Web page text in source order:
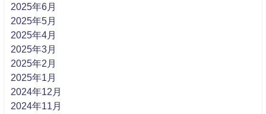
2025年6月
2025年5月
2025年4月
2025年3月
2025年2月
2025年1月
2024年12月
2024年11月